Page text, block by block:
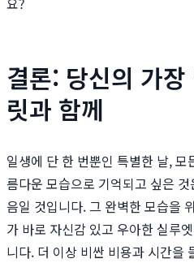
결론: 당신의 가
릿과 함께
일생에 단 한 번뿐인 특별한 날,
름다운 모습으로 기억되고 싶은
음일 것입니다. 그 완벽한 모습을
가 바로 자신감 있고 우아한 실루
니다. 더 이상 비싼 비용과 시간을